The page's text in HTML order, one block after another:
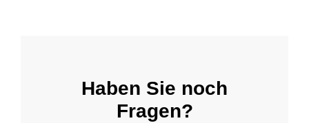
Haben Sie noch
Fragen?